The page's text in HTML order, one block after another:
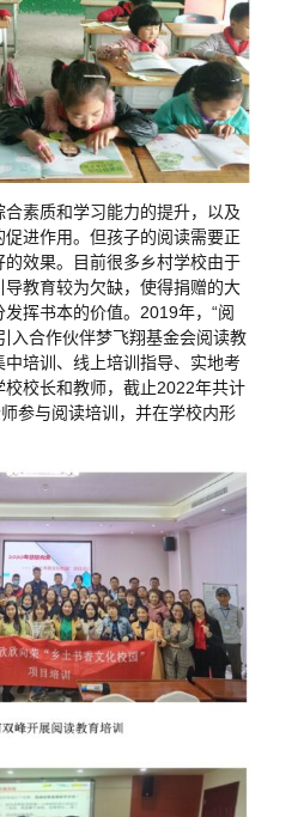
素质和学习能力的提升，以及
进作用。但孩子的阅读需要正
效果。目前很多乡村学校由于
教育较为欠缺，使得捐赠的大
挥书本的价值。2019年，“阅
入合作伙伴梦飞翔基金会阅读教
培训、线上培训指导、实地考
校长和教师，截止2022年共计
参与阅读培训，并在学校内形